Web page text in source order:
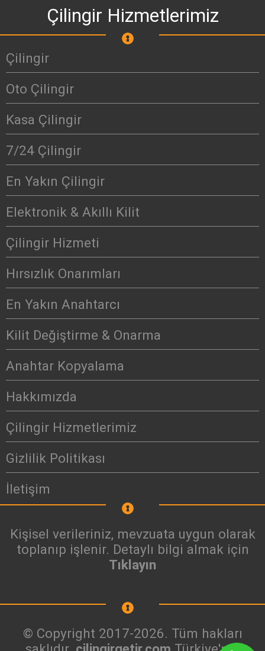
Çilingir Hizmetlerimiz
Çilingir
Oto Çilingir
Kasa Çilingir
7/24 Çilingir
En Yakın Çilingir
Elektronik & Akıllı Kilit
Çilingir Hizmeti
Hırsızlık Onarımları
En Yakın Anahtarcı
Kilit Değiştirme & Onarma
Anahtar Kopyalama
Hakkımızda
Çilingir Hizmetlerimiz
Gizlilik Politikası
İletişim
Kişisel verileriniz, mevzuata uygun olarak
toplanıp işlenir. Detaylı bilgi almak için
Tıklayın
© Copyright 2017-2026. Tüm hakları